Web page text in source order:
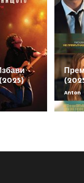
Anton